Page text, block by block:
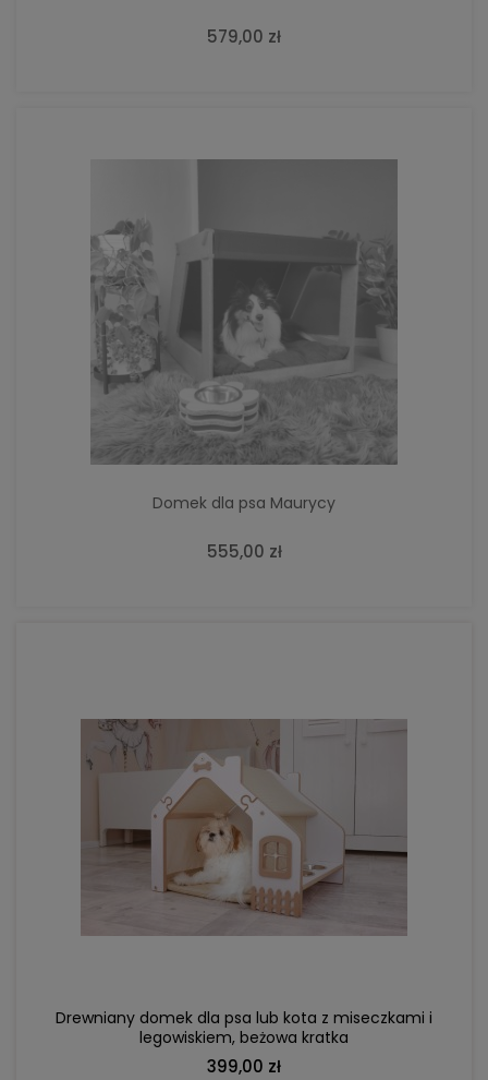
579,00 zł
Domek dla psa Maurycy
555,00 zł
Drewniany domek dla psa lub kota z miseczkami i
legowiskiem, beżowa kratka
399,00 zł
DO KOSZYKA